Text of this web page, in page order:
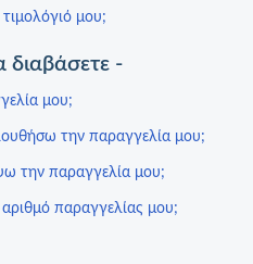
μου;
διαβάσετε -
μου;
την παραγγελία μου;
την παραγγελία μου;
παραγγελίας μου;